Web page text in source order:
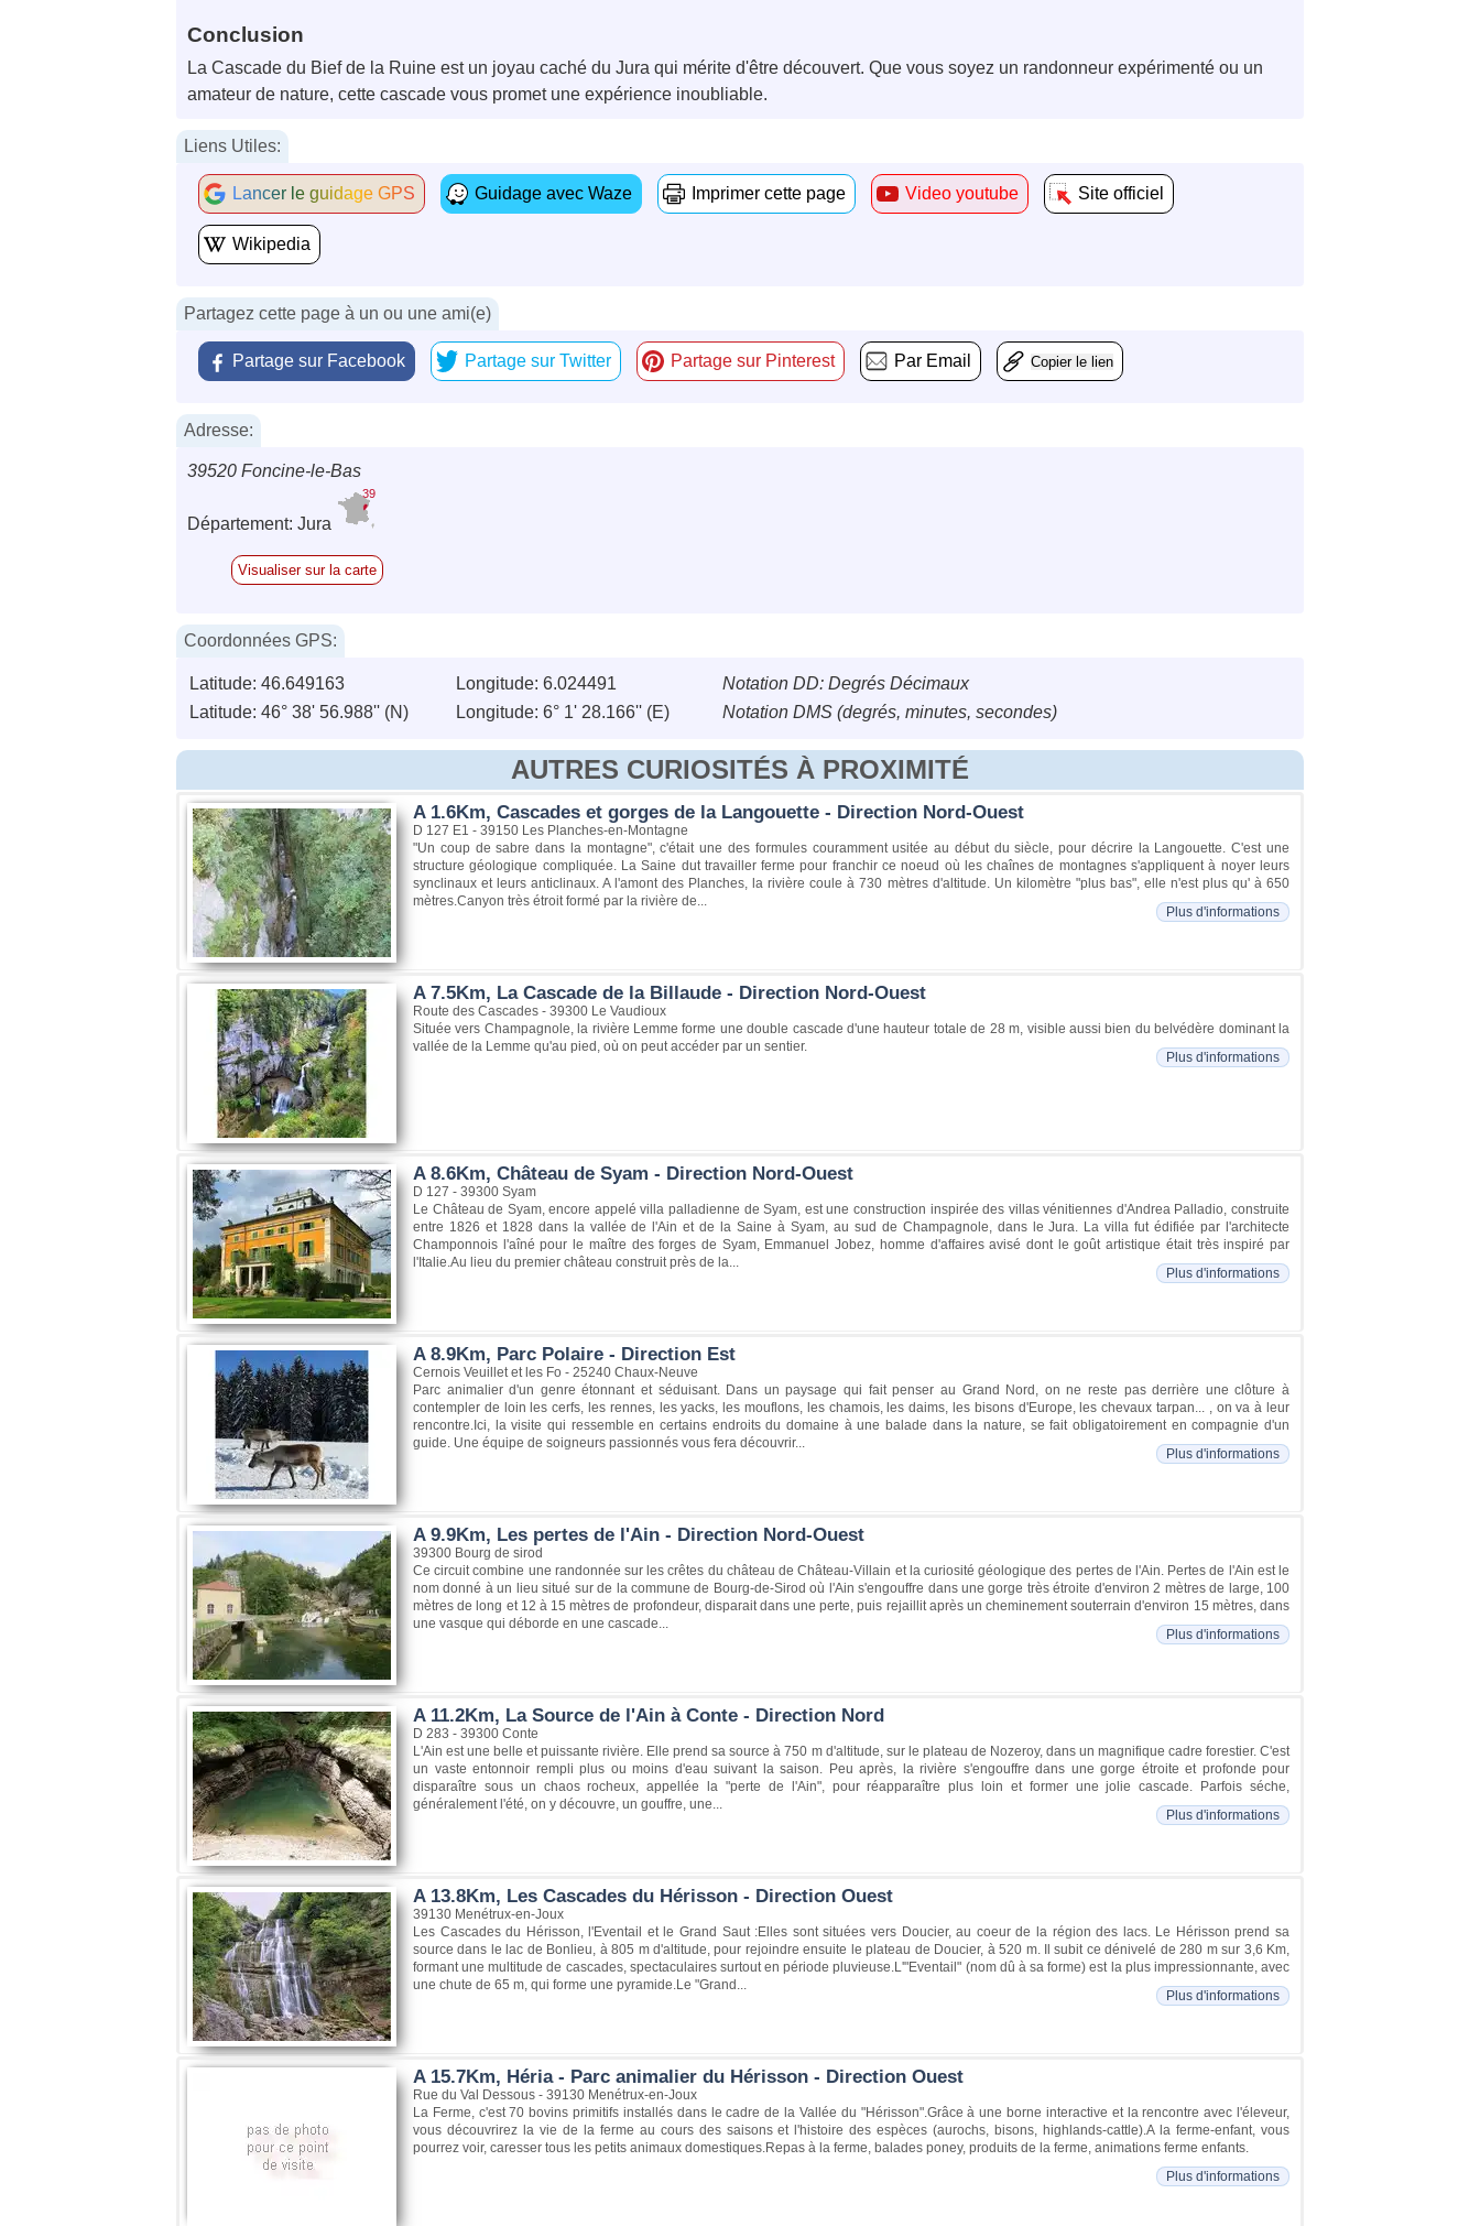
Conclusion
La Cascade du Bief de la Ruine est un joyau caché du Jura qui mérite d'être découvert. Que vous soyez un randonneur expérimenté ou un
amateur de nature, cette cascade vous promet une expérience inoubliable.
Liens Utiles:
Lancer le guidage GPS Guidage avec Waze Imprimer cette page Video youtube Site officiel
Wikipedia
Partagez cette page à un ou une ami(e)
Partage sur Facebook Partage sur Twitter Partage sur Pinterest Par Email Copier le lien
Adresse:
39520 Foncine-le-Bas
Département: Jura
39
Visualiser sur la carte
Coordonnées GPS:
Latitude: 46.649163 Longitude: 6.024491
Notation DD: Degrés Décimaux
Latitude: 46° 38' 56.988'' (N)
Longitude: 6° 1' 28.166'' (E) Notation DMS (degrés, minutes, secondes)
AUTRES CURIOSITÉS À PROXIMITÉ
A 1.6Km, Cascades et gorges de la Langouette - Direction Nord-Ouest
D 127 E1 - 39150 Les Planches-en-Montagne
"Un coup de sabre dans la montagne", c'était une des formules couramment usitée au début du siècle, pour décrire la Langouette. C'est une
structure géologique compliquée. La Saine dut travailler ferme pour franchir ce noeud où les chaînes de montagnes s'appliquent à noyer leurs
synclinaux et leurs anticlinaux. A l'amont des Planches, la rivière coule à 730 mètres d'altitude. Un kilomètre "plus bas", elle n'est plus qu' à 650
mètres.Canyon très étroit formé par la rivière de...
Plus d'informations
A 7.5Km, La Cascade de la Billaude - Direction Nord-Ouest
Route des Cascades - 39300 Le Vaudioux
Située vers Champagnole, la rivière Lemme forme une double cascade d'une hauteur totale de 28 m, visible aussi bien du belvédère dominant la
vallée de la Lemme qu'au pied, où on peut accéder par un sentier.
Plus d'informations
A 8.6Km, Château de Syam - Direction Nord-Ouest
D 127 - 39300 Syam
Le Château de Syam, encore appelé villa palladienne de Syam, est une construction inspirée des villas vénitiennes d'Andrea Palladio, construite
entre 1826 et 1828 dans la vallée de l'Ain et de la Saine à Syam, au sud de Champagnole, dans le Jura. La villa fut édifiée par l'architecte
Champonnois l'aîné pour le maître des forges de Syam, Emmanuel Jobez, homme d'affaires avisé dont le goût artistique était très inspiré par
l'Italie.Au lieu du premier château construit près de la...
Plus d'informations
A 8.9Km, Parc Polaire - Direction Est
Cernois Veuillet et les Fo - 25240 Chaux-Neuve
Parc animalier d'un genre étonnant et séduisant. Dans un paysage qui fait penser au Grand Nord, on ne reste pas derrière une clôture à
contempler de loin les cerfs, les rennes, les yacks, les mouflons, les chamois, les daims, les bisons d'Europe, les chevaux tarpan... , on va à leur
rencontre.Ici, la visite qui ressemble en certains endroits du domaine à une balade dans la nature, se fait obligatoirement en compagnie d'un
guide. Une équipe de soigneurs passionnés vous fera découvrir...
Plus d'informations
A 9.9Km, Les pertes de l'Ain - Direction Nord-Ouest
39300 Bourg de sirod
Ce circuit combine une randonnée sur les crêtes du château de Château-Villain et la curiosité géologique des pertes de l'Ain. Pertes de l'Ain est le
nom donné à un lieu situé sur de la commune de Bourg-de-Sirod où l'Ain s'engouffre dans une gorge très étroite d'environ 2 mètres de large, 100
mètres de long et 12 à 15 mètres de profondeur, disparait dans une perte, puis rejaillit après un cheminement souterrain d'environ 15 mètres, dans
une vasque qui déborde en une cascade...
Plus d'informations
A 11.2Km, La Source de l'Ain à Conte - Direction Nord
D 283 - 39300 Conte
L'Ain est une belle et puissante rivière. Elle prend sa source à 750 m d'altitude, sur le plateau de Nozeroy, dans un magnifique cadre forestier. C'est
un vaste entonnoir rempli plus ou moins d'eau suivant la saison. Peu après, la rivière s'engouffre dans une gorge étroite et profonde pour
disparaître sous un chaos rocheux, appellée la "perte de l'Ain", pour réapparaître plus loin et former une jolie cascade. Parfois séche,
généralement l'été, on y découvre, un gouffre, une...
Plus d'informations
A 13.8Km, Les Cascades du Hérisson - Direction Ouest
39130 Menétrux-en-Joux
Les Cascades du Hérisson, l'Eventail et le Grand Saut :Elles sont situées vers Doucier, au coeur de la région des lacs. Le Hérisson prend sa
source dans le lac de Bonlieu, à 805 m d'altitude, pour rejoindre ensuite le plateau de Doucier, à 520 m. Il subit ce dénivelé de 280 m sur 3,6 Km,
formant une multitude de cascades, spectaculaires surtout en période pluvieuse.L'"Eventail" (nom dû à sa forme) est la plus impressionnante, avec
une chute de 65 m, qui forme une pyramide.Le "Grand...
Plus d'informations
A 15.7Km, Héria - Parc animalier du Hérisson - Direction Ouest
Rue du Val Dessous - 39130 Menétrux-en-Joux
La Ferme, c'est 70 bovins primitifs installés dans le cadre de la Vallée du "Hérisson".Grâce à une borne interactive et la rencontre avec l'éleveur,
vous découvrirez la vie de la ferme au cours des saisons et l'histoire des espèces (aurochs, bisons, highlands-cattle).A la ferme-enfant, vous
pourrez voir, caresser tous les petits animaux domestiques.Repas à la ferme, balades poney, produits de la ferme, animations ferme enfants.
Plus d'informations